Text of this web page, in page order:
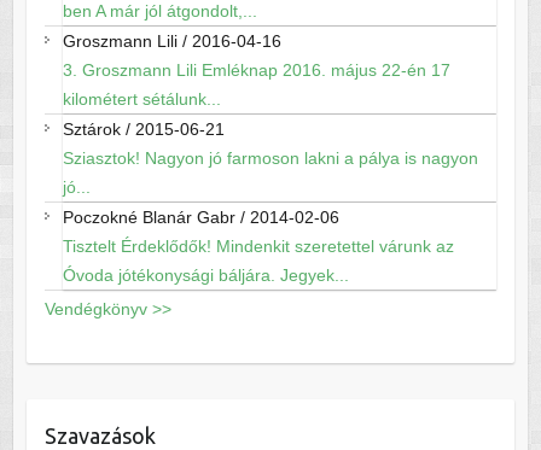
ben A már jól átgondolt,...
Groszmann Lili/ 2016-04-16
3. Groszmann Lili Emléknap 2016. május 22-én 17
kilométert sétálunk...
Sztárok/ 2015-06-21
Sziasztok! Nagyon jó farmoson lakni a pálya is nagyon
jó...
Poczokné Blanár Gabr/ 2014-02-06
Tisztelt Érdeklődők! Mindenkit szeretettel várunk az
Óvoda jótékonysági báljára. Jegyek...
Vendégkönyv >>
Szavazások